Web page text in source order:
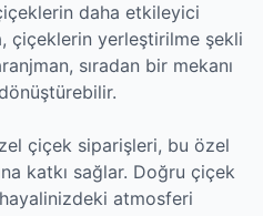
daha etkileyici
çiçeklerin yerleştirilme şekli
sıradan bir mekanı
çiçek siparişleri, bu özel
katkı sağlar. Doğru çiçek
atmosferi